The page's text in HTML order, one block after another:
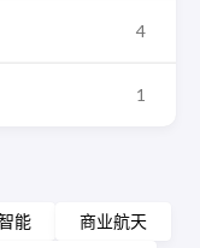
4
1
能
商业航天